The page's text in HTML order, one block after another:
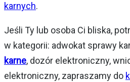
karnych.
Jeśli Ty lub osoba Ci bliska,
w kategorii: adwokat sprawy
karne, dozór elektroniczny,
elektroniczny, zapraszamy do